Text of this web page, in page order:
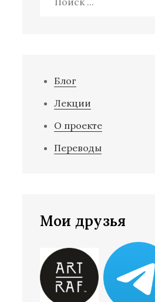
Блог
Лекции
О проекте
Переводы
Мои друзья